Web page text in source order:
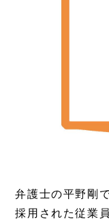
弁護士の平野剛
採用された従業